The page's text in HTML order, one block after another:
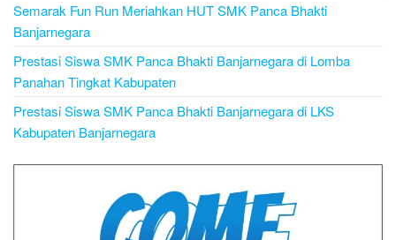
Semarak Fun Run Meriahkan HUT SMK Panca Bhakti
Banjarnegara
Prestasi Siswa SMK Panca Bhakti Banjarnegara di Lomba
Panahan Tingkat Kabupaten
Prestasi Siswa SMK Panca Bhakti Banjarnegara di LKS
Kabupaten Banjarnegara